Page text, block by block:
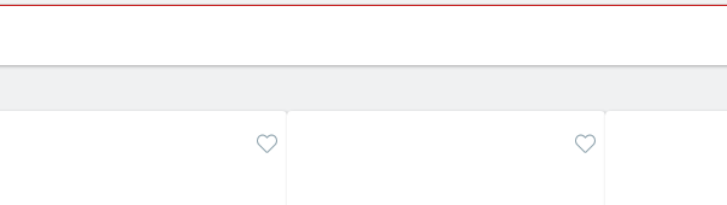
A и нужные функции (конвекция, гриль, самоочистка, защита от детей).